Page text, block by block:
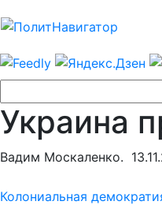
Украина
Вадим Москаленко.
Колониальная